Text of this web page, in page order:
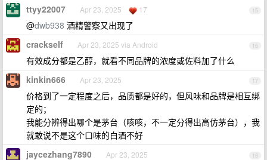
15
ttyy22007 Apr 23, 2025 17
@dwb938 酒精警察又出现了
16
crackself Apr 23, 2025 via Android
有效成分都是乙醇，就看不同品牌的浓度或佐料加了什么
17
kinkin666 Apr 23, 2025
价格到了一定程度之后，品质都是好的，但风味和品牌是相互绑
定的；
我能分辨得出哪个是茅台（咳咳，不一定分得出高仿茅台），我
就敢说不是这个口味的白酒不好
18
jaycezhang7890 Apr 23, 2025